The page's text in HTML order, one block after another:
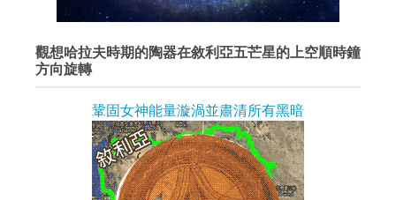
觀想哈拉夫時期的陶器在敘利亞五芒星的上空順時鐘
方向旋轉
鞏固女神能量漩渦並肅清所有黑暗